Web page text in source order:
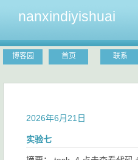
nanxindiyishuai
博客园 首页 联系
2026年6月21日
实验七